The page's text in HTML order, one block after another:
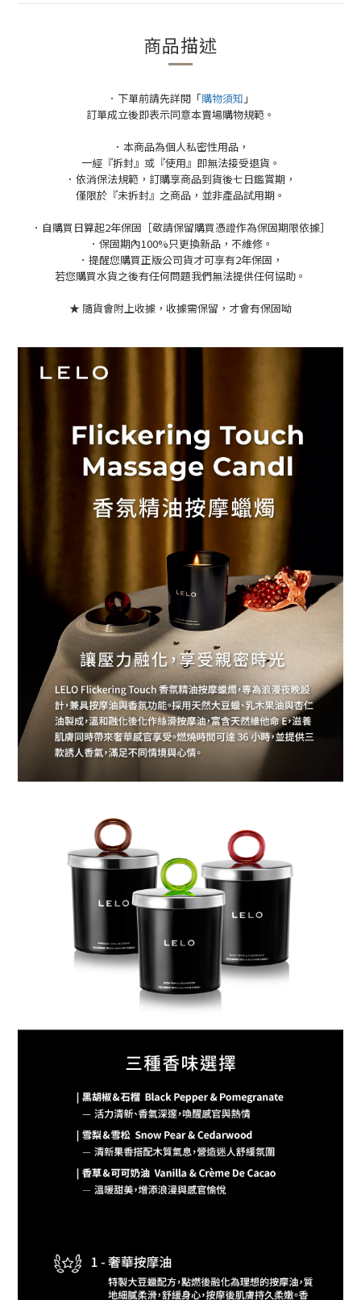
商品描述
．下單前請先詳閱「購物須知 」
訂單成立後即表示同意本賣場購物規範。
．本商品為個人私密性用品，
一經『拆封』或『使用』即無法接受退貨。
．依消保法規範，訂購享商品到貨後七日鑑賞期，
僅限於『未拆封』之商品，並非產品試用期。
．自購買日算起2年保固［敬請保留購買憑證作為保固期限依據］
．保固期內100%只更換新品，不維修。
．提醒您購買正版公司貨才可享有2年保固，
若您購買水貨之後有任何問題我們無法提供任何協助。
★ 隨貨會附上收據，收據需保留，才會有保固呦